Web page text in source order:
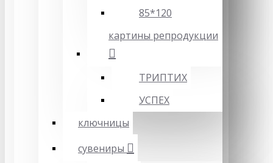
85*120
картины репродукции
ТРИПТИХ
УСПЕХ
ключницы
сувениры